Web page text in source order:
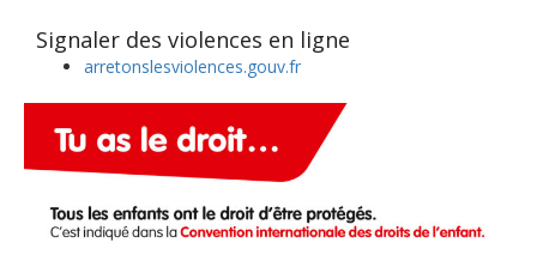
Signaler des violences en ligne
arretonslesviolences.gouv.fr